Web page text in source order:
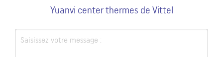
Yuanvi center thermes de Vittel